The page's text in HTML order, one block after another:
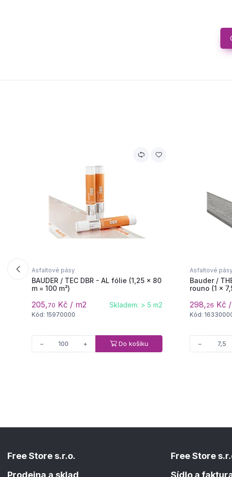
Asfaltové pásy
BAUDER / TEC DBR - AL fólie (1,25 × 80
m = 100 m²)
205,70 Kč / m2 Skladem: > 5 m2
Kód: 15970000
− + Do košíku
Asfaltové
Bauder /
rouno (1 ×
298,26 Kč
Kód:
−
Free Store s.r.o.
Free Store